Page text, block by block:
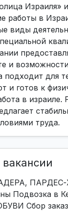
Израиля»
работы в
виды
и
подходит для
и готов к
в израиле.
труда.
ПАРДЕС-
Подвозка в
Сбор